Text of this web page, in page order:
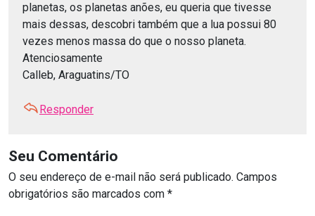
planetas, os planetas anões, eu queria que tivesse
mais dessas, descobri também que a lua possui 80
vezes menos massa do que o nosso planeta.
Atenciosamente
Calleb, Araguatins/TO
Responder
Seu Comentário
O seu endereço de e-mail não será publicado. Campos
obrigatórios são marcados com *